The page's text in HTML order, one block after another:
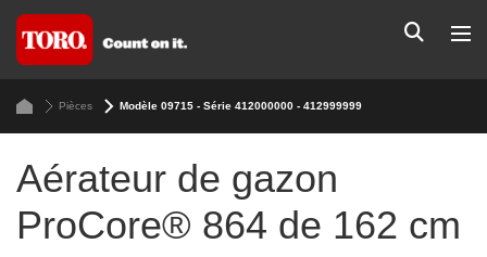
Pièces Modèle 09715 - Série 412000000 - 412999999
Aérateur de gazon
ProCore® 864 de 162 cm